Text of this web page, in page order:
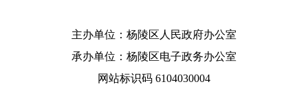
主办单位：杨陵区人民政府办公室
承办单位：杨陵区电子政务办公室
网站标识码 6104030004